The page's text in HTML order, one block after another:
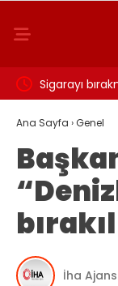
Sigarayı
Beyin sağlığı
Ana Sayfa ›Genel
İha